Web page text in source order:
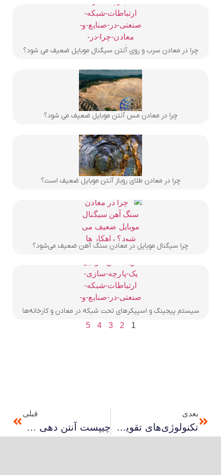
چرا در معادن سرب و روی آنتن سیگنال موبایل ضعیف می شود؟
چرا در معادن مس آنتن موبایل ضعیف می شود؟
چرا در معادن طلای روباز آنتن موبایل ضعیف است؟
چرا سیگنال موبایل در معادن سنگ آهن ضعیف می‌شود؟
سیستم پیجینگ و اسپیکرهای تحت شبکه در معادن و کارخانه‌ها
1
2
3
4
5
بعدی
تکنولوژی‌های تقویت آنتن موبایل: از ریپیترها تا بوسترها
قبلی
چیپست آنتن دهی موبایل